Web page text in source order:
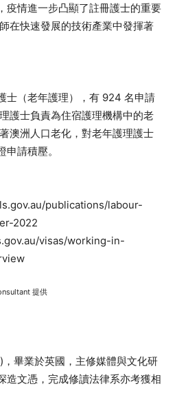
疫情進一步凸顯了註冊護士的重要
在快速發展的技術產業中發揮著
士（老年護理），有 924 名申請
護士負責為住宿護理機構中的老
澳洲人口老化，對老年護理護士
請積壓。
publications/labour-
2022
visas/working-in-
提供
畢業於英國，主修媒體與文化研
造文憑，完成修讀法律系亦考獲相